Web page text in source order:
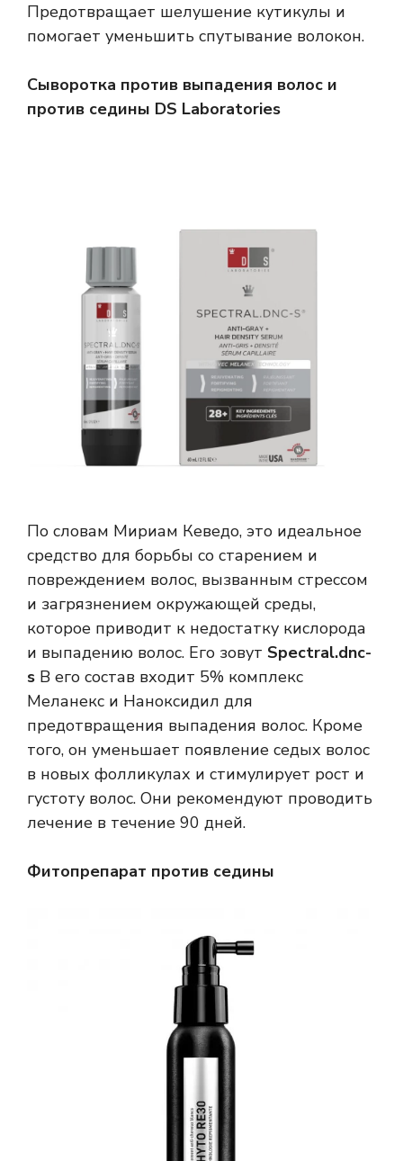
Предотвращает шелушение кутикулы и
помогает уменьшить спутывание волокон.
Сыворотка против выпадения волос и
против седины DS Laboratories
По словам Мириам Кеведо, это идеальное
средство для борьбы со старением и
повреждением волос, вызванным стрессом
и загрязнением окружающей среды,
которое приводит к недостатку кислорода
и выпадению волос. Его зовут Spectral.dnc-
s В его состав входит 5% комплекс
Меланекс и Наноксидил для
предотвращения выпадения волос. Кроме
того, он уменьшает появление седых волос
в новых фолликулах и стимулирует рост и
густоту волос. Они рекомендуют проводить
лечение в течение 90 дней.
Фитопрепарат против седины